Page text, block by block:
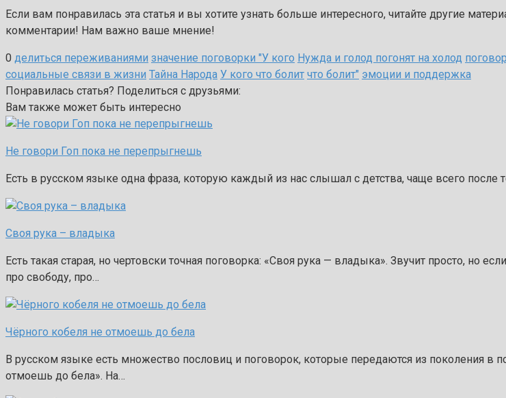
Если вам понравилась эта статья и вы хотите узнать больше интересного, читайте другие
комментарии! Нам важно ваше мнение!
0 делиться переживаниями значение поговорки "У кого Нужда и голод погонят на холод
социальные связи в жизни Тайна Народа У кого что болит что болит" эмоции и поддержка
Понравилась статья? Поделиться с друзьями:
Вам также может быть интересно
Не говори Гоп пока не перепрыгнешь
Есть в русском языке одна фраза, которую каждый из нас слышал с детства, чаще всего после
Своя рука – владыка
Есть такая старая, но чертовски точная поговорка: «Своя рука — владыка». Звучит просто, но
про свободу, про…
Чёрного кобеля не отмоешь до бела
В русском языке есть множество пословиц и поговорок, которые передаются из поколения
отмоешь до бела». На…